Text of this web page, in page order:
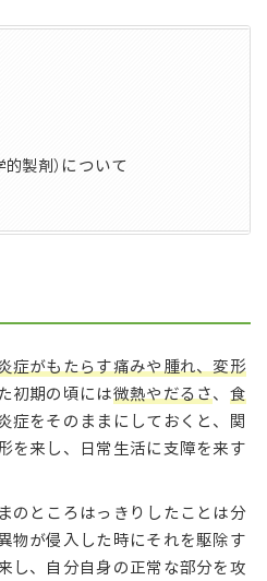
的製剤） について
症がもたらす痛みや腫れ、変形
初期の頃には微熱やだるさ、 食
症をそのままにしておくと、関
を来し、日常生活に支障を来す
のところはっきりしたことは分
物が侵入した時にそれを駆除す
し、自分自身の正常な部分を攻